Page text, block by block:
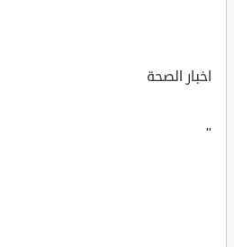
اخبار الصحة
"